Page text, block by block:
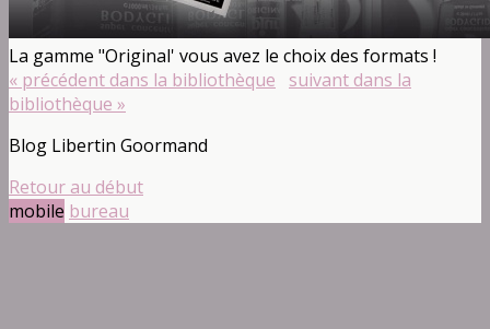
La gamme "Original' vous avez le choix des formats !
« précédent dans la bibliothèque
suivant dans la
bibliothèque »
Blog Libertin Goormand
Retour au début
mobile bureau